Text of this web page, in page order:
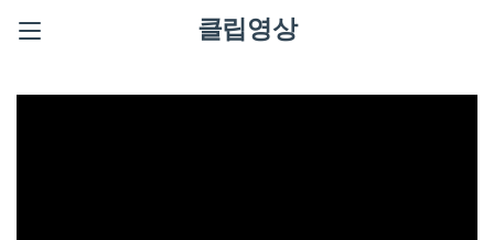
클립영상